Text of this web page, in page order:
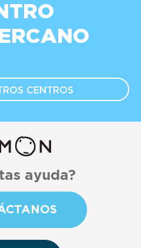
CENTROS
ayuda?